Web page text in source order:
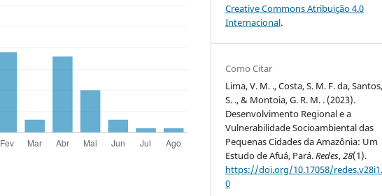
Creative Commons Atribuição 4.0
Internacional.
Como Citar
Lima, V. M. ., Costa, S. M. F. da,
S. ., & Montoia, G. R. M. . (2023).
Desenvolvimento Regional e a
Vulnerabilidade Socioambiental das
Pequenas Cidades da Amazônia: Um
Estudo de Afuá, Pará.Redes,28(1).
https://doi.org/10.17058/
0